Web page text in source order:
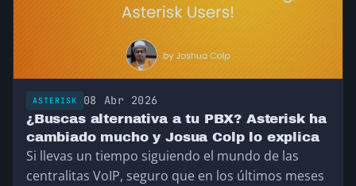
ASTERISK 08 Abr 2026
¿Buscas alternativa a tu PBX? Asterisk ha
cambiado mucho y Josua Colp lo explica
Si llevas un tiempo siguiendo el mundo de las
centralitas VoIP, seguro que en los últimos meses